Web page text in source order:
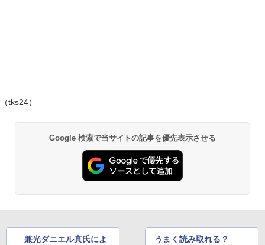
（tks24）
Google 検索で当サイトの記事を優先表示させる
兼光ダニエル真氏によ
うまく読み取れる？